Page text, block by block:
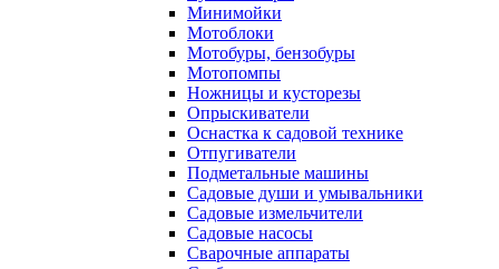
Минимойки
Мотоблоки
Мотобуры, бензобуры
Мотопомпы
Ножницы и кусторезы
Опрыскиватели
Оснастка к садовой технике
Отпугиватели
Подметальные машины
Садовые души и умывальники
Садовые измельчители
Садовые насосы
Сварочные аппараты